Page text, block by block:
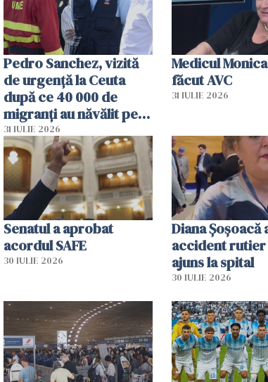
Pedro Sanchez, vizită
de urgență la Ceuta
după ce 40 000 de
migranți au năvălit pe
teritoriul spaniol: „Vom
mobiliza toate
resursele"
31 IULIE 2026
Medicul
făcut AVC
31 IULIE 2026
Senatul a aprobat
acordul SAFE
30 IULIE 2026
Diana Șoșoacă
accident rutier
ajuns la spital
30 IULIE 2026